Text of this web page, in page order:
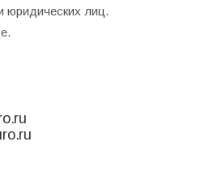
юридических лиц.